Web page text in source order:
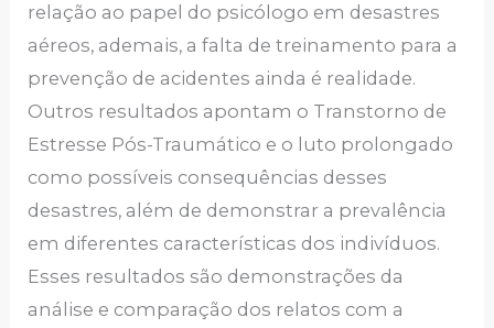
relação ao papel do psicólogo em desastres
aéreos, ademais, a falta de treinamento para a
prevenção de acidentes ainda é realidade.
Outros resultados apontam o Transtorno de
Estresse Pós-Traumático e o luto prolongado
como possíveis consequências desses
desastres, além de demonstrar a prevalência
em diferentes características dos indivíduos.
Esses resultados são demonstrações da
análise e comparação dos relatos com a